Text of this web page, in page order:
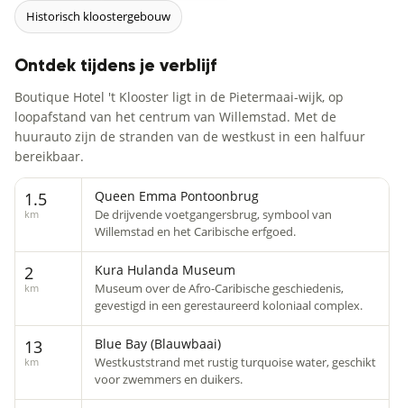
Historisch kloostergebouw
Ontdek tijdens je verblijf
Boutique Hotel 't Klooster ligt in de Pietermaai-wijk, op
loopafstand van het centrum van Willemstad. Met de
huurauto zijn de stranden van de westkust in een halfuur
bereikbaar.
1.5
km
Queen Emma Pontoonbrug
De drijvende voetgangersbrug, symbool van
Willemstad en het Caribische erfgoed.
2
km
Kura Hulanda Museum
Museum over de Afro-Caribische geschiedenis,
gevestigd in een gerestaureerd koloniaal complex.
13
km
Blue Bay (Blauwbaai)
Westkuststrand met rustig turquoise water, geschikt
voor zwemmers en duikers.